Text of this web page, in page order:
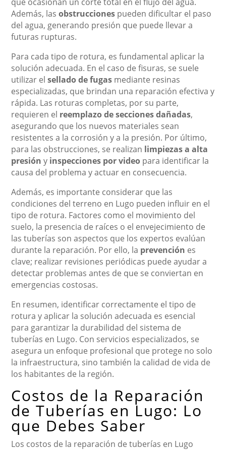
Además, lasobstrucciones pueden dificultar el paso
del agua, generando presión que puede llevar a
futuras rupturas.
Para cada tipo de rotura, es fundamental aplicar la
solución adecuada. En el caso de fisuras, se suele
utilizar elsellado de fugas mediante resinas
especializadas, que brindan una reparación efectiva y
rápida. Las roturas completas, por su parte,
requieren el reemplazo de secciones dañadas,
asegurando que los nuevos materiales sean
resistentes a la corrosión y a la presión. Por último,
para las obstrucciones, se realizan limpiezas a alta
presión y inspecciones por video para identificar la
causa del problema y actuar en consecuencia.
Además, es importante considerar que las
condiciones del terreno en Lugo pueden influir en el
tipo de rotura. Factores como el movimiento del
suelo, la presencia de raíces o el envejecimiento de
las tuberías son aspectos que los expertos evalúan
durante la reparación. Por ello, la prevención es
clave; realizar revisiones periódicas puede ayudar a
detectar problemas antes de que se conviertan en
emergencias costosas.
En resumen, identificar correctamente el tipo de
rotura y aplicar la solución adecuada es esencial
para garantizar la durabilidad del sistema de
tuberías en Lugo. Con servicios especializados, se
asegura un enfoque profesional que protege no solo
la infraestructura, sino también la calidad de vida de
los habitantes de la región.
Costos de la Reparación
de Tuberías en Lugo: Lo
que Debes Saber
Los costos de la reparación de tuberías en Lugo